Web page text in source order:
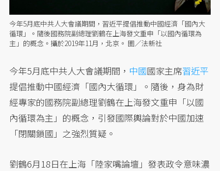
今年5月底中共人大會議期間，習近平提倡推動中國經濟「國內大
循環」。隨後國務院副總理劉鶴在上海發文重申「以國內循環為
主」的概念。攝於2019年11月，北京。 圖／法新社
今年5月底中共人大會議期間， 中國國家主席習近平
提倡推動中國經濟「國內大循環」。隨後，身為財
經專家的國務院副總理劉鶴在上海發文重申「以國
內循環為主」的概念，引發國際輿論對於中國加速
「閉關鎖國」之強烈質疑。
劉鶴6月18日在上海「陸家嘴論壇」發表政令意味濃